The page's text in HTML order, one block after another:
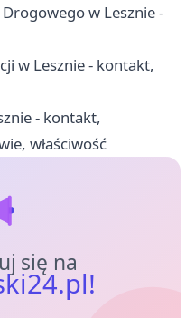
w Lesznie -
w Lesznie - kontakt,
- kontakt,
właściwość
się na